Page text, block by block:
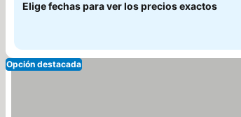
Elige fechas para ver los precios exactos
Opción destacada